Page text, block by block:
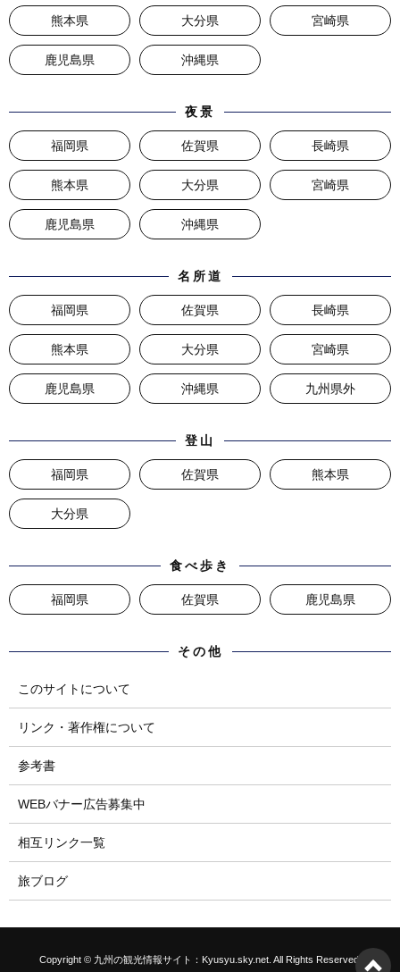
熊本県 大分県 宮崎県
鹿児島県 沖縄県
夜景
福岡県 佐賀県 長崎県
熊本県 大分県 宮崎県
鹿児島県 沖縄県
名所道
福岡県 佐賀県 長崎県
熊本県 大分県 宮崎県
鹿児島県 沖縄県 九州県外
登山
福岡県 佐賀県 熊本県
大分県
食べ歩き
福岡県 佐賀県 鹿児島県
その他
このサイトについて
リンク・著作権について
参考書
WEBバナー広告募集中
相互リンク一覧
旅ブログ
Copyright © 九州の観光情報サイト：Kyusyu.sky.net. All Rights Reserved.